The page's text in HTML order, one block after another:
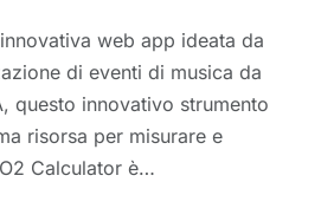
web app ideata da
di eventi di musica da
questo innovativo strumento
risorsa per misurare e
Calculator è…